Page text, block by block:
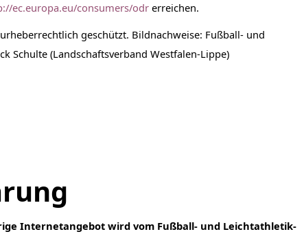
ec.europa.eu/consumers/odrerreichen.
geschützt. Bildnachweise: Fußball- und
Schulte (Landschaftsverband Westfalen-Lippe)
Internetangebot wird vom Fußball- und Leichtathletik-